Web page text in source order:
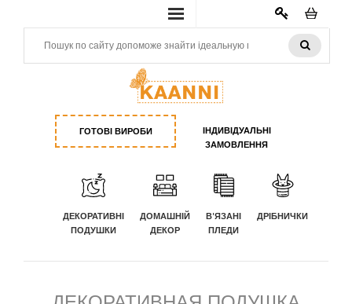
КАБИНЕТ
ГОТОВІ ВИРОБИ
ІНДИВІДУАЛЬНІ
ЗАМОВЛЕННЯ
ДЕКОРАТИВНІ
ПОДУШКИ
ДОМАШНІЙ
ДЕКОР
В'ЯЗАНІ
ПЛЕДИ
ДРІБНИЧКИ